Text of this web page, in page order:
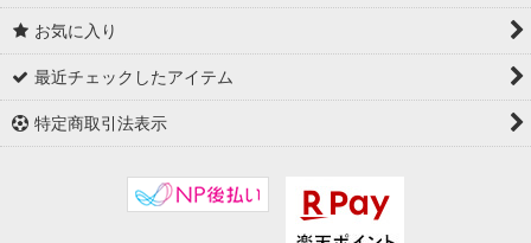
お気に入り
最近チェックしたアイテム
特定商取引法表示